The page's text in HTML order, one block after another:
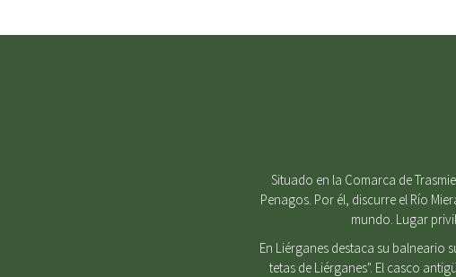
Situado en la Comarca de
Penagos. Por él, discurre el Río
mundo. Lugar
En Liérganes destaca su balneario
tetas de Liérganes". El casco